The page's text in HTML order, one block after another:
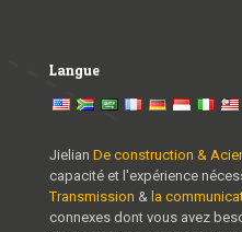
Langue
Jielian De construction & Acier
capacité et l'expérience
Transmission & la
connexes dont vous avez